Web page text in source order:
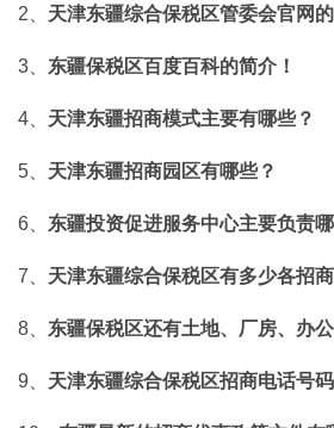
2、 天津东疆综合保税区管委会官网
么？
3、 东疆保税区百度百科的简介！
4、 天津东疆招商模式主要有哪些？
5、 天津东疆招商园区有哪些？
6、 东疆投资促进服务中心主要负责
7、 天津东疆综合保税区有多少各招
8、 东疆保税区还有土地、厂房、办
9、 天津东疆综合保税区招商电话号